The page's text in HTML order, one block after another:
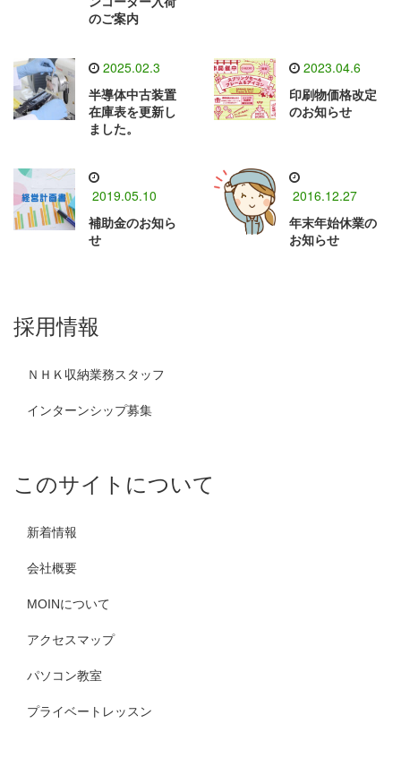
のご案内
2025.02.3
半導体中古装置
在庫表を更新し
ました。
2023.04.6
印刷物価格改定
のお知らせ
2019.05.10
補助金のお知ら
せ
2016.12.27
年末年始休業の
お知らせ
採用情報
ＮＨＫ収納業務スタッフ
インターンシップ募集
このサイトについて
新着情報
会社概要
MOINについて
アクセスマップ
パソコン教室
プライベートレッスン